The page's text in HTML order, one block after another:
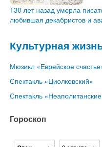
130 лет назад умерла
любившая декабристов и
Культурная
Мюзикл «Еврейское
Спектакль «Циолковский»
Спектакль
Гороскоп